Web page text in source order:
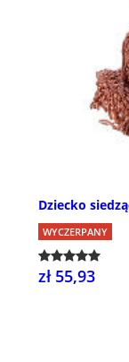
Dziecko
WYCZERPANY
zł 55,93